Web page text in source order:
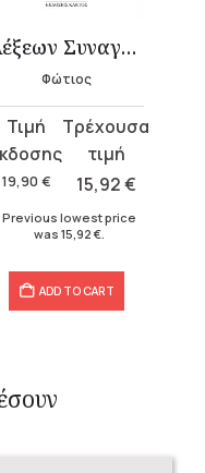
Λέξεων Συναγωγή 3 (Π-Ω)
Φώτιος
19,90 €
Original
was:
15,92€
Current
is:
Previous lowest price
was 15,92 €
ADD TO CART